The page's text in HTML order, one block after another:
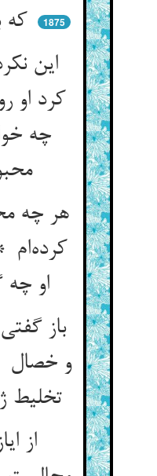
1875
این
کرد او
چه
محبوب ماست
هر چه
او چه گر در پرده‌ام
باز
و خصال
تخلیط ژاژست و خیال
از